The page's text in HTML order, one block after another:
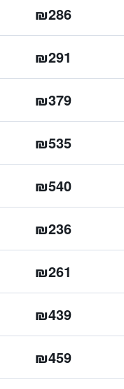
₪286
₪291
₪379
₪535
₪540
₪236
₪261
₪439
₪459